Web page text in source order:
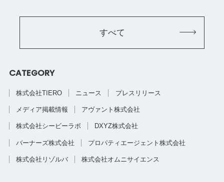
すべて
CATEGORY
株式会社TIERO ニュース プレスリリース
メディア掲載情報 アヴァント株式会社
株式会社シービーラボ DXYZ株式会社
バーナーズ株式会社 プロパティエージェント株式会社
株式会社リゾルバ 株式会社オムニサイエンス